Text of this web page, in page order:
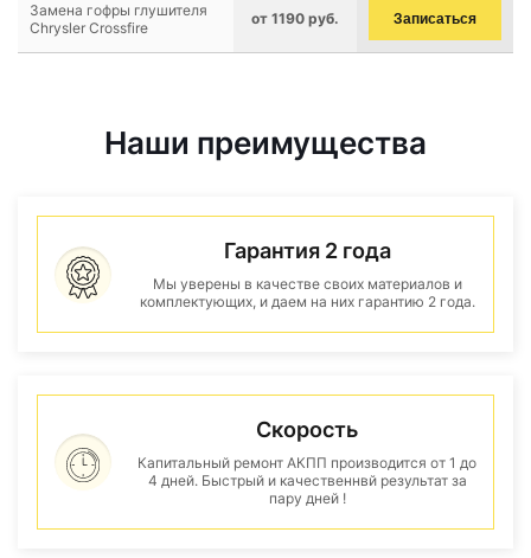
Замена гофры глушителя
Chrysler Crossfire
от 1190 руб. Записаться
Наши преимущества
Гарантия 2 года
Мы уверены в качестве своих материалов и
комплектующих, и даем на них гарантию 2 года.
Скорость
Капитальный ремонт АКПП производится от 1 до
4 дней. Быстрый и качественнвй результат за
пару дней !